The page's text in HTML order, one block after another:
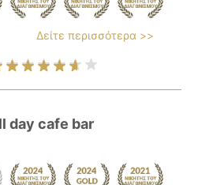
Δείτε περισσότερα >>
day cafe bar